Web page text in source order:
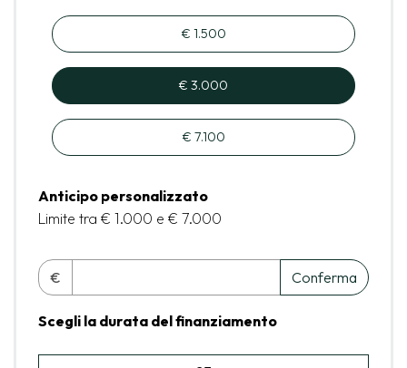
€ 1.500
€ 3.000
€ 7.100
Anticipo personalizzato
Limite tra € 1.000 e € 7.000
€ Conferma
Scegli la durata del finanziamento